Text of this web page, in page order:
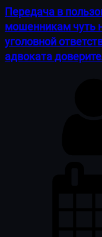
Передача в
мошенникам чуть
уголовной
адвоката